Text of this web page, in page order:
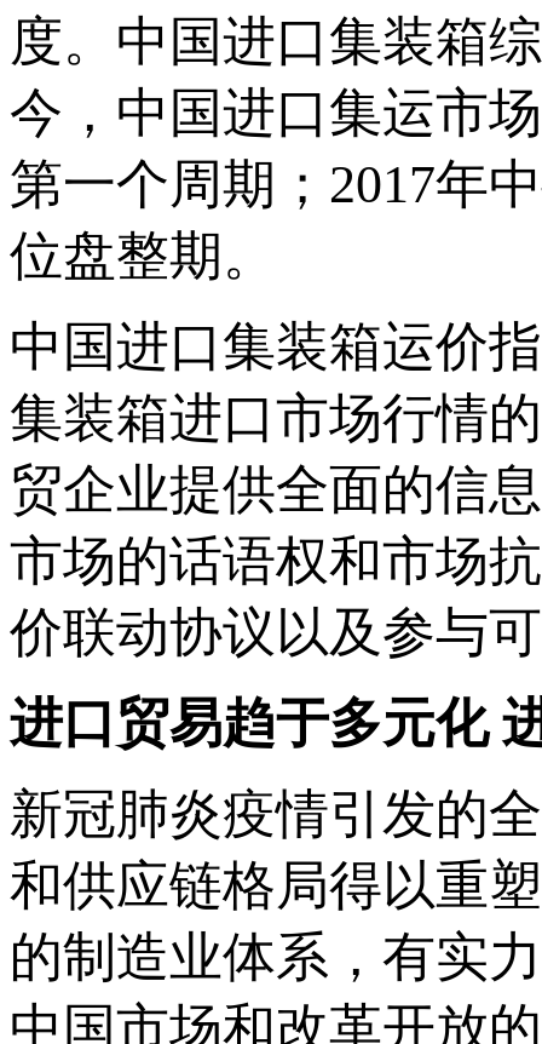
度。中国进口集装箱
今，中国进口集运市
第一个周期；2017年
位盘整期。
中国进口集装箱运价
集装箱进口市场行情
贸企业提供全面的信
市场的话语权和市场
价联动协议以及参与
进口贸易趋于多元化
新冠肺炎疫情引发的
和供应链格局得以重
的制造业体系，有实
中国市场和改革开放